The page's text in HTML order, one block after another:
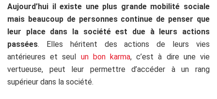
Aujourd’hui il existe une plus grande mobilité sociale
mais beaucoup de personnes continue de penser que
leur place dans la société est due à leurs actions
passées. Elles héritent des actions de leurs vies
antérieures et seul un bon karma, c’est à dire une vie
vertueuse, peut leur permettre d’accéder à un rang
supérieur dans la société.